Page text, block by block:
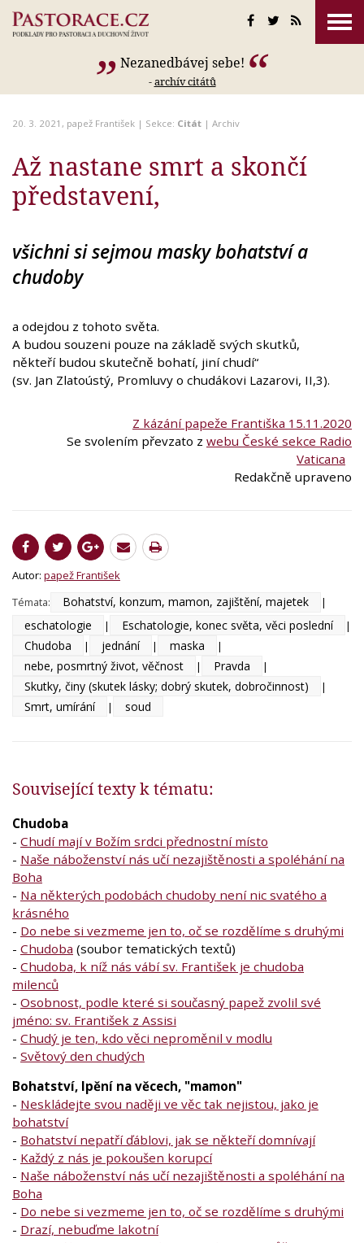
Nezanedbávej sebe!
-archív citátů
20. 3. 2021, papež František | Sekce: Citát | Archiv
Až nastane smrt a skončí
představení,
všichni si sejmou masky bohatství a
chudoby
a odejdou z tohoto světa.
A budou souzeni pouze na základě svých skutků,
někteří budou skutečně bohatí, jiní chudí“
(sv. Jan Zlatoústý, Promluvy o chudákovi Lazarovi, II,3).
Z kázání papeže Františka 15.11.2020
Se svolením převzato z webu České sekce Radio
Vaticana
Redakčně upraveno
Autor: papež František
Témata:
Bohatství, konzum, mamon, zajištění, majetek |
eschatologie | Eschatologie, konec světa, věci poslední |
Chudoba | jednání | maska |
nebe, posmrtný život, věčnost | Pravda |
Skutky, činy (skutek lásky; dobrý skutek, dobročinnost) |
Smrt, umírání | soud
Související texty k tématu:
Chudoba
- Chudí mají v Božím srdci přednostní místo
- Naše náboženství nás učí nezajištěnosti a spoléhání na
Boha
- Na některých podobách chudoby není nic svatého a
krásného
- Do nebe si vezmeme jen to, oč se rozdělíme s druhými
- Chudoba (soubor tematických textů)
- Chudoba, k níž nás vábí sv. František je chudoba
milenců
- Osobnost, podle které si současný papež zvolil své
jméno: sv. František z Assisi
- Chudý je ten, kdo věci neproměnil v modlu
- Světový den chudých
Bohatství, lpění na věcech, "mamon"
- Neskládejte svou naději ve věc tak nejistou, jako je
bohatství
- Bohatství nepatří ďáblovi, jak se někteří domnívají
- Každý z nás je pokoušen korupcí
- Naše náboženství nás učí nezajištěnosti a spoléhání na
Boha
- Do nebe si vezmeme jen to, oč se rozdělíme s druhými
- Drazí, nebuďme lakotní